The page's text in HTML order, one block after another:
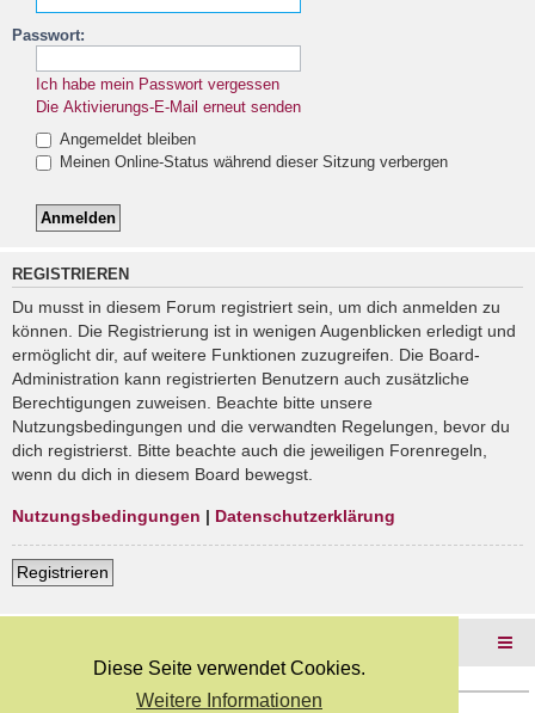
Diese Seite verwendet Cookies.
Weitere Informationen
Passwort:
Ich habe mein Passwort vergessen
Die Aktivierungs-E-Mail erneut senden
Angemeldet bleiben
Meinen Online-Status während dieser Sitzung verbergen
REGISTRIEREN
Du musst in diesem Forum registriert sein, um dich anmelden zu
können. Die Registrierung ist in wenigen Augenblicken erledigt und
ermöglicht dir, auf weitere Funktionen zuzugreifen. Die Board-
Administration kann registrierten Benutzern auch zusätzliche
Berechtigungen zuweisen. Beachte bitte unsere
Nutzungsbedingungen und die verwandten Regelungen, bevor du
dich registrierst. Bitte beachte auch die jeweiligen Forenregeln,
wenn du dich in diesem Board bewegst.
Nutzungsbedingungen | Datenschutzerklärung
Registrieren